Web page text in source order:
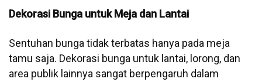
Dekorasi Bunga untuk Meja dan Lantai
Sentuhan bunga tidak terbatas hanya pada meja
tamu saja. Dekorasi bunga untuk lantai, lorong, dan
area publik lainnya sangat berpengaruh dalam